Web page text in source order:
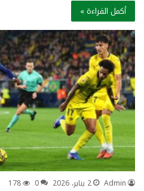
أكمل القراءة »
Admin
2 يناير، 2026 0
178